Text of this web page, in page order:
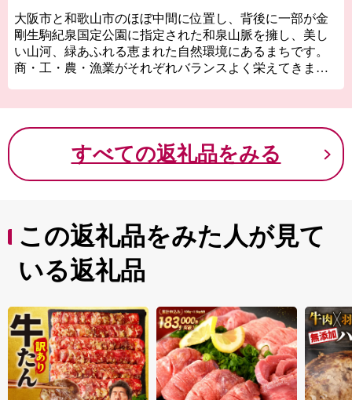
大阪市と和歌山市のほぼ中間に位置し、背後に一部が金
剛生駒紀泉国定公園に指定された和泉山脈を擁し、美し
い山河、緑あふれる恵まれた自然環境にあるまちです。
商・工・農・漁業がそれぞれバランスよく栄えてきまし
結ぶ玄関都市として、21世紀にふさわしい国際都市をめ
ざしてまちづくりに取り組んでいます。
すべての返礼品をみる
この返礼品をみた人が見て
いる返礼品